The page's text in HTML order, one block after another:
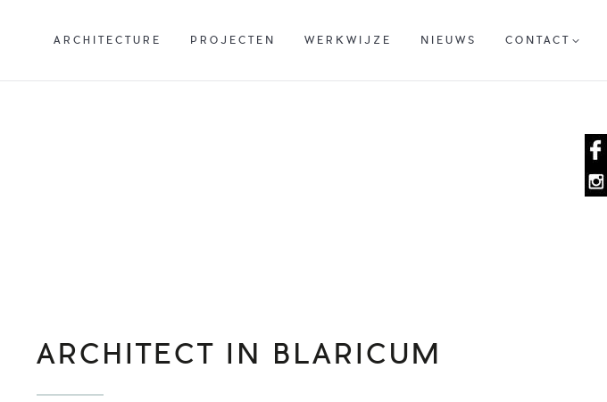
ARCHITECTURE PROJECTEN WERKWIJZE NIEUWS CONTACT
ARCHITECT IN BLARICUM
ARCHITECTURE PROJECTEN WERKWIJZE NIEUWS CONTACT